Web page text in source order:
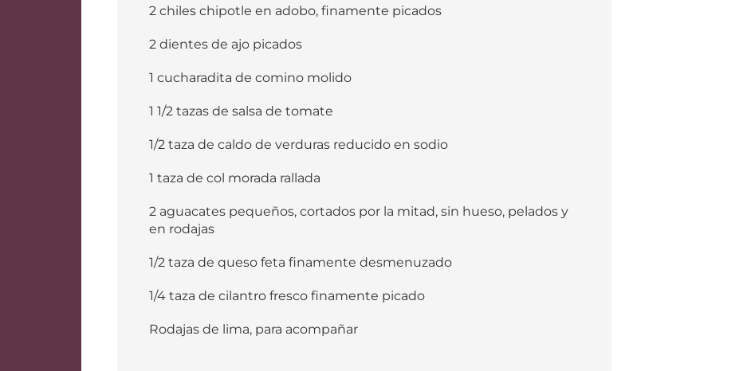
2 chiles chipotle en adobo, finamente picados
2 dientes de ajo picados
1 cucharadita de comino molido
1 1/2 tazas de salsa de tomate
1/2 taza de caldo de verduras reducido en sodio
1 taza de col morada rallada
2 aguacates pequeños, cortados por la mitad, sin hueso, pelados y
en rodajas
1/2 taza de queso feta finamente desmenuzado
1/4 taza de cilantro fresco finamente picado
Rodajas de lima, para acompañar